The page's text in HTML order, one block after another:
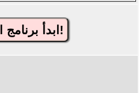
ابدأ برنامج التعلم!